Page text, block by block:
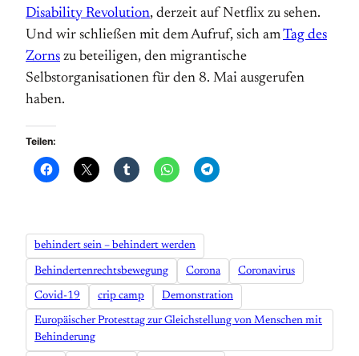
Disability Revolution, derzeit auf Netflix zu sehen.
Und wir schließen mit dem Aufruf, sich amTag des
Zorns zu beteiligen, den migrantische
Selbstorganisationen für den 8. Mai ausgerufen
haben.
Teilen:
behindert sein – behindert werden
Behindertenrechtsbewegung Corona Coronavirus
Covid-19 crip camp Demonstration
Europäischer Protesttag zur Gleichstellung von Menschen mit
Behinderung